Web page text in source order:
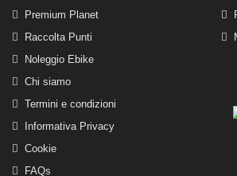
Premium Planet
Raccolta Punti
Noleggio Ebike
Chi siamo
Termini e condizioni
Informativa Privacy
Cookie
FAQs